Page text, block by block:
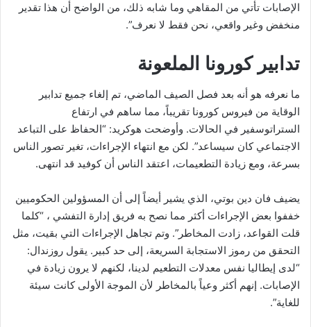
الإصابات تأتي من المقاهي وما شابه ذلك، من الواضح أن هذا تقدير
منخفض وغير واقعي، نحن فقط لا نعرف”.
تدابير كورونا الملعونة
ما نعرفه هو أنه بعد فصل الصيف الماضي، تم إلغاء جميع تدابير
الوقاية من فيروس كورونا تقريباً، مما ساهم في ارتفاع
الستراتوسفير في الحالات. وأوضحت هوكريد: “الحفاظ على التباعد
الاجتماعي كان سيساعد”. لكن مع انتهاء الإجراءات، تغير تصور الناس
بسرعة، ومع زيادة التطعيمات، اعتقد الناس أن كوفيد قد انتهى.
يضيف فان دين بوتي، الذي يشير أيضاً إلى أن المسؤولين الحكوميين
خففوا بعض الإجراءات أكثر مما نصح به فريق إدارة التفشي ، “كلما
قلت القواعد، زادت المخاطر”. وتم تجاهل الإجراءات التي بقيت، مثل
التحقق من رموز الاستجابة السريعة، إلى حد كبير. يقول روزندال:
“لدى إيطاليا نفس معدلات التطعيم لدينا، لكنهم لا يرون زيادة في
الإصابات. إنهم أكثر وعياً بالمخاطر لأن الموجة الأولى كانت سيئة
للغاية”.